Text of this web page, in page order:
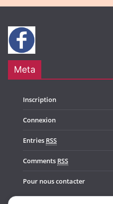
Meta
Inscription
Connexion
Entries RSS
Comments RSS
Pour nous contacter